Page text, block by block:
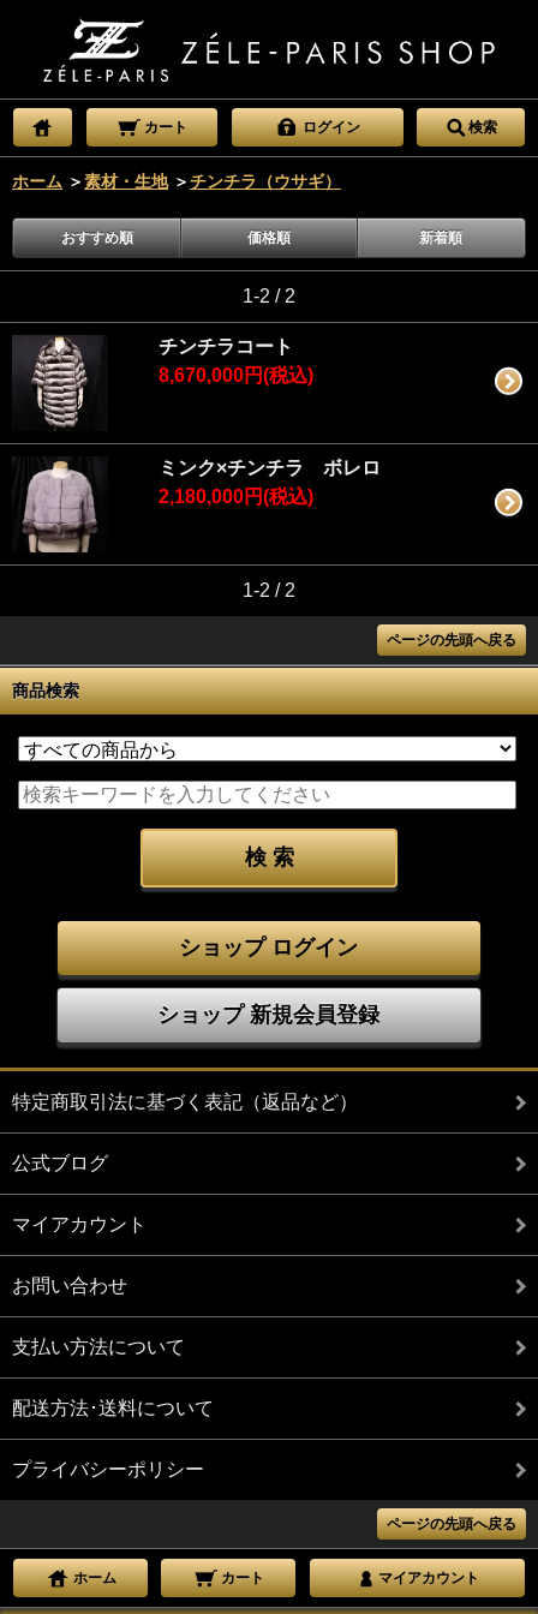
カート ログイン 検索
ホーム ＞素材・生地 ＞チンチラ（ウサギ）
おすすめ順 価格順 新着順
1-2 / 2
チンチラコート
8,670,000円(税込)
ミンク×チンチラ ボレロ
2,180,000円(税込)
1-2 / 2
ページの先頭へ戻る
商品検索
ショップ ログイン
ショップ 新規会員登録
特定商取引法に基づく表記（返品など）
公式ブログ
マイアカウント
お問い合わせ
支払い方法について
配送方法･送料について
プライバシーポリシー
ページの先頭へ戻る
ホーム カート マイアカウント